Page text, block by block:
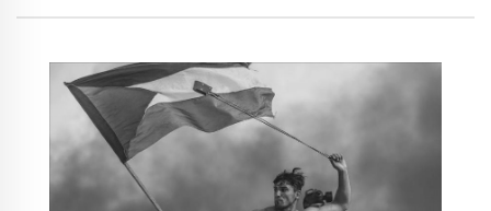
الفلسطينيين كـ"مواطنين من درجة ثانية"، وتركهم
يقررون مصيرهم بأنفسهم. وإن السياسة التي
تنتهجها إسرائيل "لا تُنتج سلاماً ولا اتفاقات
مُستدامة، بل قد تنتهي بعواقب وخيمة على
نفسها". وأشار إلى أن هدف نتنياهو هو إبقاء جبهات